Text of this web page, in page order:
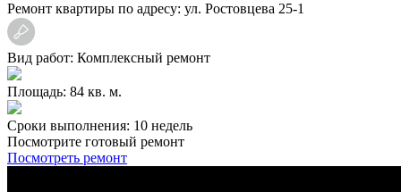
Ремонт квартиры по адресу: ул. Ростовцева 25-1
Вид работ: Комплексный ремонт
Площадь: 84 кв. м.
Сроки выполнения: 10 недель
Посмотрите готовый ремонт
Посмотреть ремонт